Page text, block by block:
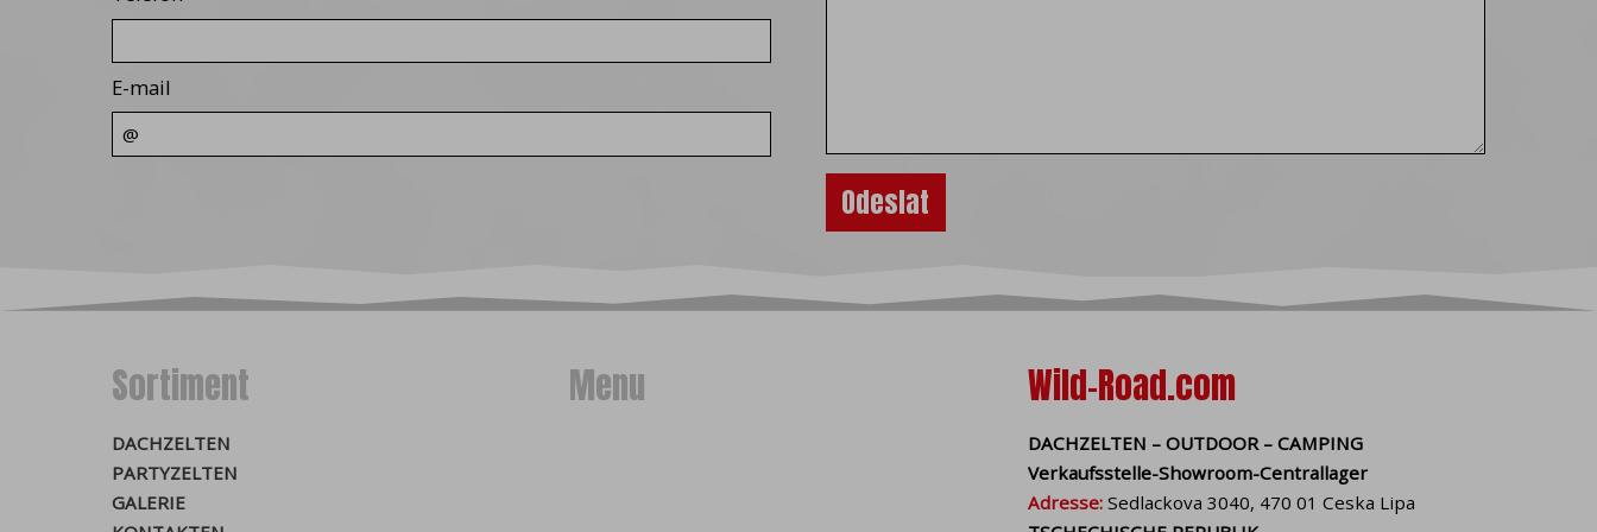
E-mail
Sortiment
DACHZELTEN
PARTYZELTEN
GALERIE
Menu Wild-Road.com
DACHZELTEN – OUTDOOR – CAMPING
Verkaufsstelle-Showroom-Centrallager
Adresse:Sedlackova 3040, 470 01 Ceska Lipa
geschlossen wird oder eine Aktion des Nutzers (zB beim Abmelden von der Website) ausgeführt wird und
hinzufügen / ändern / löschen, zB über Entwicklertools) oder einer dritten Partei (eingebettete Tools für
wesentliche (technische), die für das reibungslose Funktionieren
der Website dienen. Die Zustimmung zur Verwendung von technischen Cookies ist automatisch gültig. Neben
optionale Cookies (Statistik und Marketing)
verbessern. Mit Hilfe von Marketing-Cookies können wir Ihnen von bereits besuchten Websites
Cookies im Browser deaktivieren
Cookies in Ihrem Browser kann zu Fehlfunktionen in einigen Teilen der Website führen. Weitere
Informationen zum Deaktivieren von Cookies finden Sie in den Hilfedateien Ihres Browsers: